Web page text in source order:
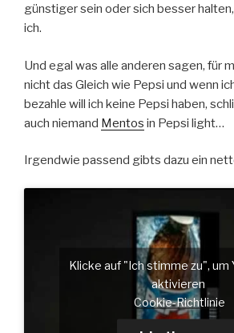
günstiger sein oder sich besser
ich.
Und egal was alle anderen sagen, für
nicht das Gleich wie Pepsi und wenn
bezahle will ich keine Pepsi haben,
auch niemand Mentos in Pepsi light…
Irgendwie passend gibts dazu ein
Klicke auf "Ich stimme zu", um
aktivieren
Cookie-Richtlinie